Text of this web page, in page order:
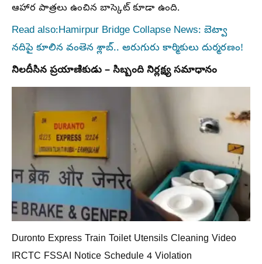
ఆహార పాత్రలు ఉంచిన బాస్కెట్ కూడా ఉంది.
Read also:Hamirpur Bridge Collapse News: బెట్వా
నదిపై కూలిన వంతెన శ్లాబ్.. ఆరుగురు కార్మికులు దుర్మరణం!
నిలదీసిన ప్రయాణికుడు – సిబ్బంది నిర్లక్ష్య సమాధానం
Duronto Express Train Toilet Utensils Cleaning Video
IRCTC FSSAI Notice Schedule 4 Violation